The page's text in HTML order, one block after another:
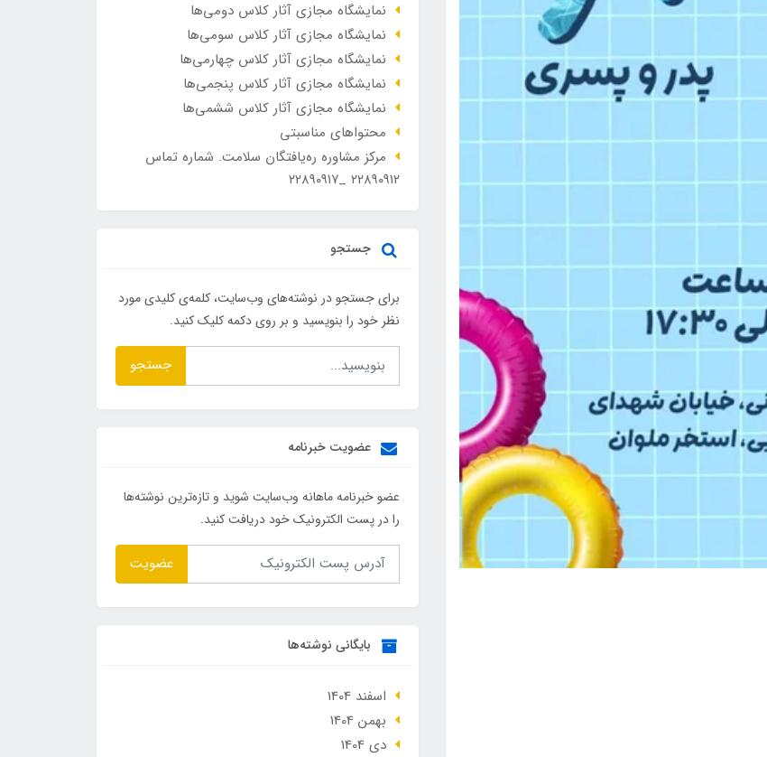
نمایشگاه مجازی آثار کلاس دومی‌ها
نمایشگاه مجازی آثار کلاس سومی‌ها
نمایشگاه مجازی آثار کلاس چهارمی‌ها
نمایشگاه مجازی آثار کلاس پنجمی‌ها
نمایشگاه مجازی آثار کلاس ششمی‌ها
محتواهای مناسبتی
مرکز مشاوره ره‌یافتگان سلامت. شماره تماس
۲۲۸۹۰۹۱۲ _۲۲۸۹۰۹۱۷
جستجو
برای جستجو در نوشته‌های وب‌سایت، کلمه‌ی کلیدی مورد
نظر خود را بنویسید و بر روی دکمه کلیک کنید.
جستجو
عضویت خبرنامه
عضو خبرنامه ماهانه وب‌سایت شوید و تازه‌ترین نوشته‌ها
را در پست الکترونیک خود دریافت کنید.
عضویت
بایگانی نوشته‌ها
اسفند 1404
بهمن 1404
دی 1404